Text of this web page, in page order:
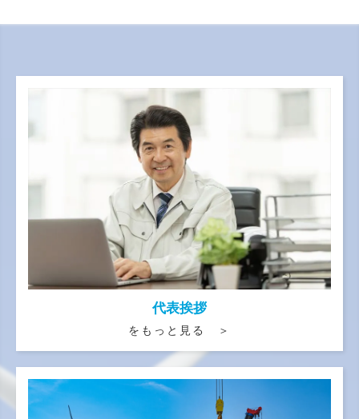
代表挨拶
をもっと見る ＞